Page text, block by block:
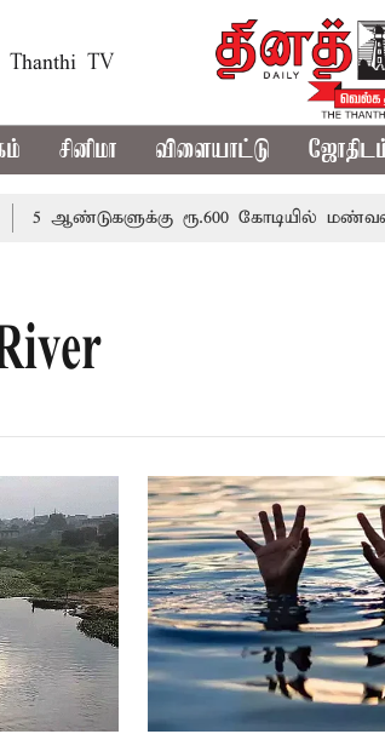
Thanthi TV
சினிமா விளையாட்டு
ரூ.600 கோடியில் மண்வள